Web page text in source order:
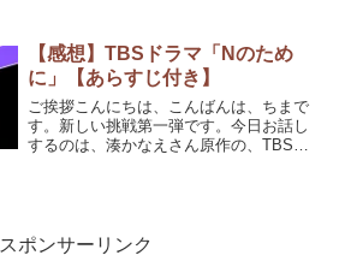
(function(b,c,f,g,a,d,e){b.Moshimo...
【感想】TBSドラマ「Nのため
に」【あらすじ付き】
ご挨拶こんにちは、こんばんは、ちまで
す。新しい挑戦第一弾です。今日お話し
するのは、湊かなえさん原作の、TBSド
スポンサーリンク